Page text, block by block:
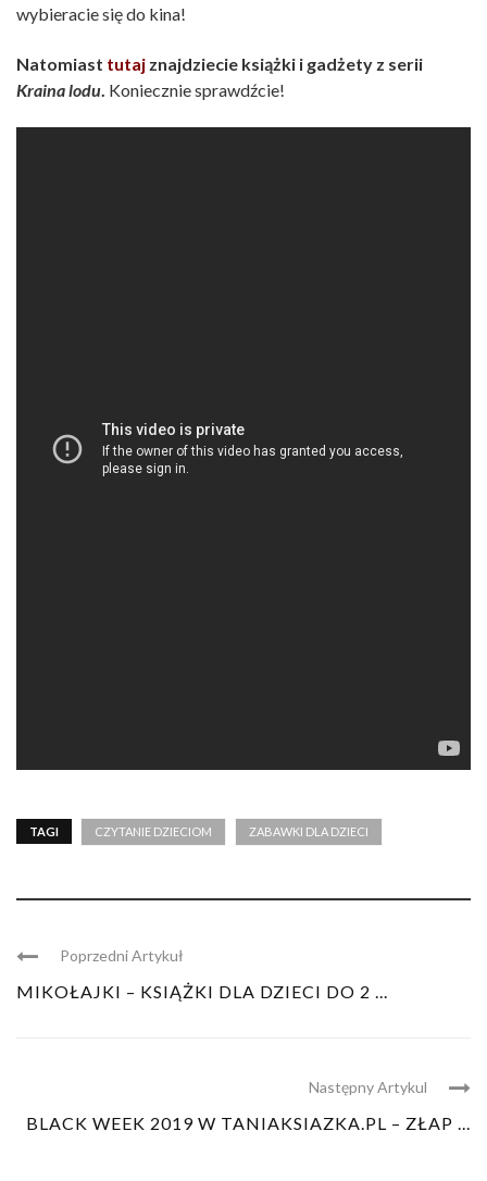
wybieracie się do kina!
Natomiast tutaj znajdziecie książki i gadżety z serii
Kraina lodu. Koniecznie sprawdźcie!
TAGI CZYTANIE DZIECIOM ZABAWKI DLA DZIECI
Poprzedni Artykuł
MIKOŁAJKI – KSIĄŻKI DLA DZIECI DO 2 ...
Następny Artykul
BLACK WEEK 2019 W TANIAKSIAZKA.PL – ZŁAP ...